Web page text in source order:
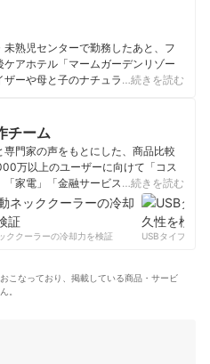
熟児センターで勤務したあと、フ
ケアホテル「マームガーデンリゾー
ザーや母と子のナチュラルケアブラ
赤ちゃんの子育て指南を数多く行
ィール
…続きを読む
チーム
門家の声をもとにした、商品比較
万以上のユーザーに向けて「コス
「家電」「金融サービス」まで、ベ
もらうために、毎日コンテンツを制
ームのプロフィール
…続きを読む
クーラーの冷却力を検証
USBタイプCケー
こなっており、掲載している商品・サービ
。